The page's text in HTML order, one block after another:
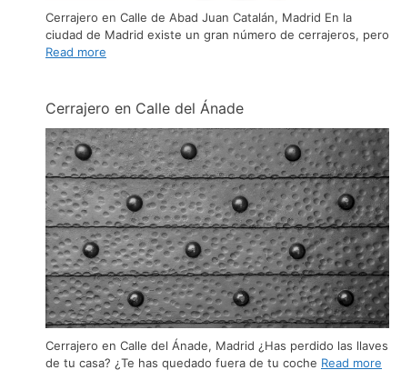
Cerrajero en Calle de Abad Juan Catalán, Madrid En la
ciudad de Madrid existe un gran número de cerrajeros, pero
Read more
Cerrajero en Calle del Ánade
Cerrajero en Calle del Ánade, Madrid ¿Has perdido las llaves
de tu casa? ¿Te has quedado fuera de tu coche Read more